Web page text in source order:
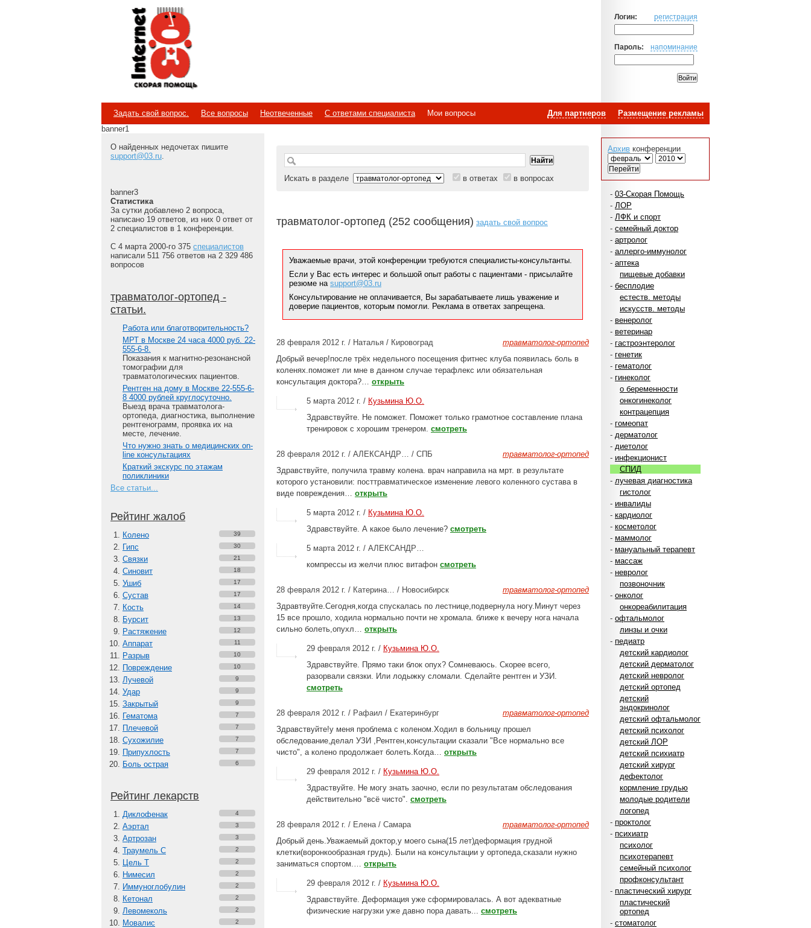
Логин: регистрация
Пароль: напоминание
Internet
Скорая помощь
Размещение рекламы
Для партнеров
Задать свой вопрос. Все вопросы Неотвеченные С ответами специалиста
Мои вопросы
banner1
Архив конференции
- 03-Скорая Помощь
- ЛОР
- ЛФК и спорт
- семейный доктор
- артролог
- аллерго-иммунолог
- аптека
пищевые добавки
- бесплодие
естеств. методы
искусств. методы
- венеролог
- ветеринар
- гастроэнтеролог
- генетик
- гематолог
- гинеколог
о беременности
онкогинеколог
контрацепция
- гомеопат
- дерматолог
- диетолог
- инфекционист
СПИД
- лучевая диагностика
гистолог
- инвалиды
- кардиолог
- косметолог
- маммолог
- мануальный терапевт
- массаж
- невролог
позвоночник
- онколог
онкореабилитация
- офтальмолог
линзы и очки
- педиатр
детский кардиолог
детский дерматолог
детский невролог
детский ортопед
детский
эндокринолог
детский офтальмолог
детский психолог
детский ЛОР
детский психиатр
детский хирург
дефектолог
кормление грудью
молодые родители
логопед
- проктолог
- психиатр
психолог
психотерапевт
семейный психолог
профконсультант
- пластический хирург
пластический
ортопед
- стоматолог
О найденных недочетах пишите
support@03.ru.
banner3
Статистика
За сутки добавлено 2 вопроса,
написано 19 ответов, из них 0 ответ от
2 специалистов в 1 конференции.
С 4 марта 2000-го 375 специалистов
написали 511 756 ответов на 2 329 486
вопросов
травматолог-ортопед -
статьи.
Работа или благотворительность?
МРТ в Москве 24 часа 4000 руб. 22-
555-6-8.
Показания к магнитно-резонансной
томографии для
травматологических пациентов.
Рентген на дому в Москве 22-555-6-
8 4000 рублей круглосуточно.
Выезд врача травматолога-
ортопеда, диагностика, выполнение
рентгенограмм, проявка их на
месте, лечение.
Что нужно знать о медицинских on-
line консультациях
Краткий экскурс по этажам
поликлиники
Все статьи...
Рейтинг жалоб
Колено 39
Гипс 30
Связки 21
Синовит 18
Ушиб 17
Сустав 17
Кость 14
Бурсит 13
Растяжение 12
Аппарат 11
Разрыв 10
Повреждение 10
Лучевой 9
Удар 9
Закрытый 9
Гематома 7
Плечевой 7
Сухожилие 7
Припухлость 7
Боль острая 6
Рейтинг лекарств
Диклофенак 4
Аэртал 3
Артрозан 3
Траумель С 2
Цель Т 2
Нимесил 2
Иммуноглобулин 2
Кетонал 2
Левомеколь 2
Мовалис 2
Искать в разделе в ответах в вопросах
травматолог-ортопед (252 сообщения) задать свой вопрос
Уважаемые врачи, этой конференции требуются специалисты-консультанты.
Если у Вас есть интерес и большой опыт работы с пациентами - присылайте
резюме на support@03.ru
Консультирование не оплачивается, Вы зарабатываете лишь уважение и
доверие пациентов, которым помогли. Реклама в ответах запрещена.
травматолог-ортопед
28 февраля 2012 г. / Наталья / Кировоград
Добрый вечер!после трёх недельного посещения фитнес клуба появилась боль в
коленях.поможет ли мне в данном случае терафлекс или обязательная
консультация доктора?… открыть
5 марта 2012 г. / Кузьмина Ю.О.
Здравствуйте. Не поможет. Поможет только грамотное составление плана
тренировок с хорошим тренером. смотреть
травматолог-ортопед
28 февраля 2012 г. / АЛЕКСАНДР… / СПБ
Здравствуйте, получила травму колена. врач направила на мрт. в результате
которого установили: посттравматическое изменение левого коленного сустава в
виде повреждения… открыть
5 марта 2012 г. / Кузьмина Ю.О.
Здравствуйте. А какое было лечение? смотреть
5 марта 2012 г. / АЛЕКСАНДР…
компрессы из желчи плюс витафон смотреть
травматолог-ортопед
28 февраля 2012 г. / Катерина… / Новосибирск
Здравтвуйте.Сегодня,когда спускалась по лестнице,подвернула ногу.Минут через
15 все прошло, xодила нормально почти не xромала. ближе к вечеру нога начала
сильно болеть,опуxл… открыть
29 февраля 2012 г. / Кузьмина Ю.О.
Здравствуйте. Прямо таки блок опух? Сомневаюсь. Скорее всего,
разорвали связки. Или лодыжку сломали. Сделайте рентген и УЗИ.
смотреть
травматолог-ортопед
28 февраля 2012 г. / Рафаил / Екатеринбург
Здравствуйте!у меня проблема с коленом.Ходил в больницу прошел
обследование,делал УЗИ ,Рентген,консультации сказали "Все нормально все
чисто", а колено продолжает болеть.Когда… открыть
29 февраля 2012 г. / Кузьмина Ю.О.
Здраствуйте. Не могу знать заочно, если по результатам обследования
действительно "всё чисто". смотреть
травматолог-ортопед
28 февраля 2012 г. / Елена / Самара
Добрый день.Уважаемый доктор,у моего сына(15 лет)деформация грудной
клетки(воронкообразная грудь). Были на консультации у ортопеда,сказали нужно
заниматься спортом.… открыть
29 февраля 2012 г. / Кузьмина Ю.О.
Здравствуйте. Деформация уже сформировалась. А вот адекватные
физические нагрузки уже давно пора давать... смотреть